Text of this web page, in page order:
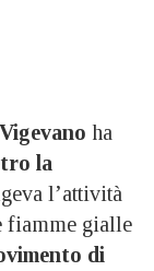
ha
la
l’attività
fiamme gialle
di